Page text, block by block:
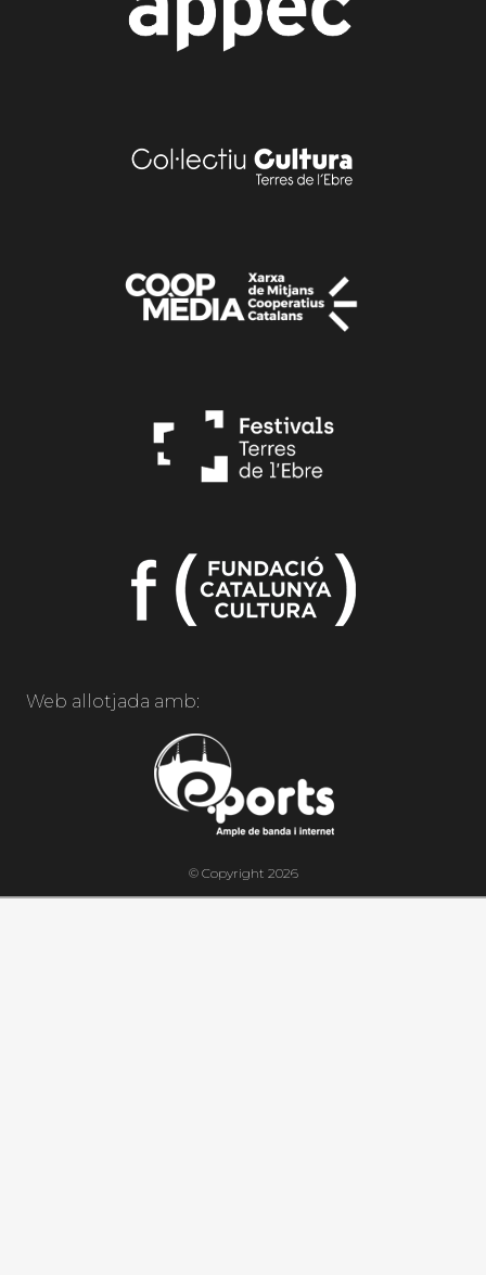
Web allotjada amb:
© Copyright 2026